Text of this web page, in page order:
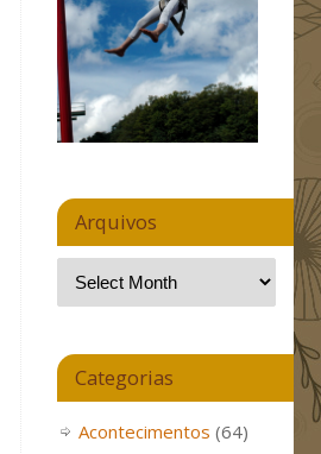
Arquivos
Categorias
Acontecimentos (64)